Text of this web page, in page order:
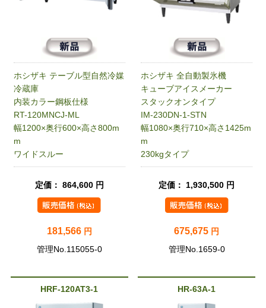
ホシザキ テーブル型自然冷媒
冷蔵庫
内装カラー鋼板仕様
RT-120MNCJ-ML
幅1200×奥行600×高さ800m
m
ワイドスルー
定価： 864,600 円
181,566 円
管理No.115055-0
ホシザキ 全自動製氷機
キューブアイスメーカー
スタックオンタイプ
IM-230DN-1-STN
幅1080×奥行710×高さ1425m
m
230kgタイプ
定価： 1,930,500 円
675,675 円
管理No.1659-0
HRF-120AT3-1 HR-63A-1